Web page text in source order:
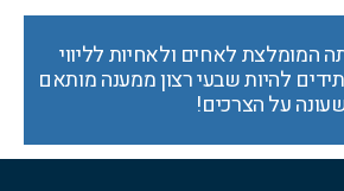
המומלצת לאחים ולאחיות לליווי
להיות שבעי רצון ממענה מותאם
על הצרכים!